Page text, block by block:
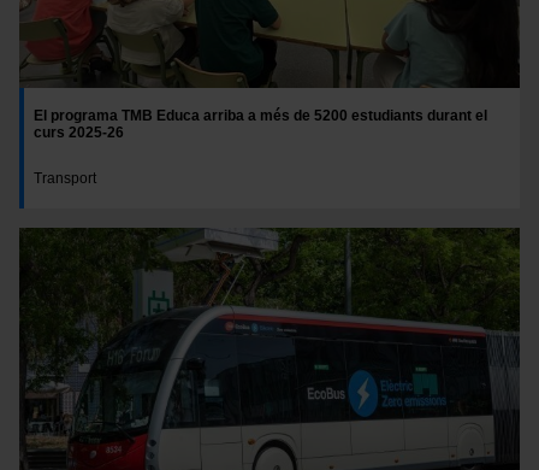
El programa TMB Educa arriba a més de 5200 estudiants durant el
curs 2025-26
Transport
Imatge